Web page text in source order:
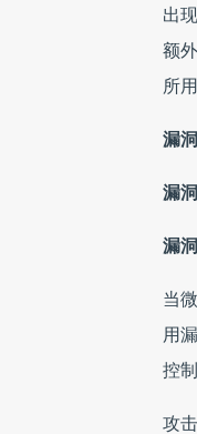
出
额
所
漏
漏
漏
当
用
控
攻